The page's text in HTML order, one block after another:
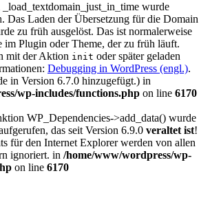
wurde
Das Laden der Übersetzung für die Domain
zu früh ausgelöst. Das ist normalerweise
Plugin oder Theme, der zu früh läuft.
mit der Aktion init oder später geladen
Debugging in WordPress (engl.).
in Version 6.7.0 hinzugefügt.) in
wp-includes/functions.php on line 6170
WP_Dependencies->add_data() wurde
das seit Version 6.9.0 veraltet ist!
für den Internet Explorer werden von allen
ignoriert. in /home/www/wordpress/wp-
on line 6170